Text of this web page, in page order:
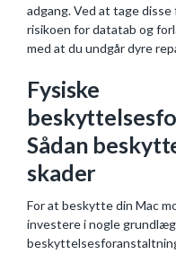
adgang. Ved at tage
risikoen for datatab og
med at du undgår dyre
Fysiske
Sådan
skader
For at beskytte din Mac
investere i nogle